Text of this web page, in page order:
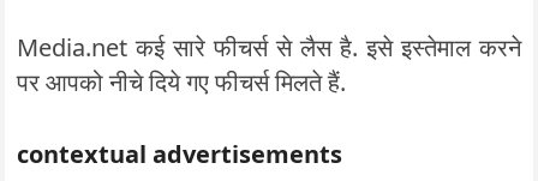
Media.net कई सारे फीचर्स से लैस है. इसे इस्तेमाल करने
पर आपको नीचे दिये गए फीचर्स मिलते हैं.
contextual advertisements